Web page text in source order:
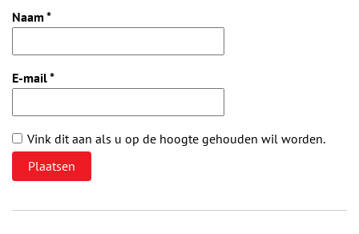
Naam *
E-mail*
Vink dit aan als u op de hoogte gehouden wil worden.